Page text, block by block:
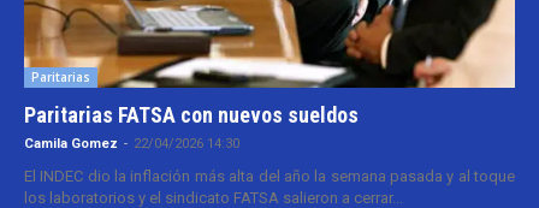
Paritarias
Paritarias FATSA con nuevos sueldos
Camila Gomez - 22/04/2026 14:30
El INDEC dio la inflación más alta del año la semana pasada y al toque
los laboratorios y el sindicato FATSA salieron a cerrar...